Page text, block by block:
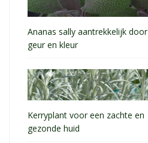
Ananas sally aantrekkelijk door
geur en kleur
Kerryplant voor een zachte en
gezonde huid